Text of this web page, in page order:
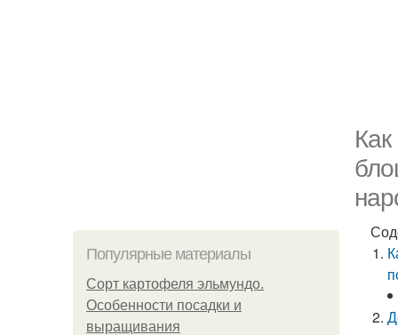
Популярные материалы
Сорт картофеля эльмундо.
Особенности посадки и
выращивания